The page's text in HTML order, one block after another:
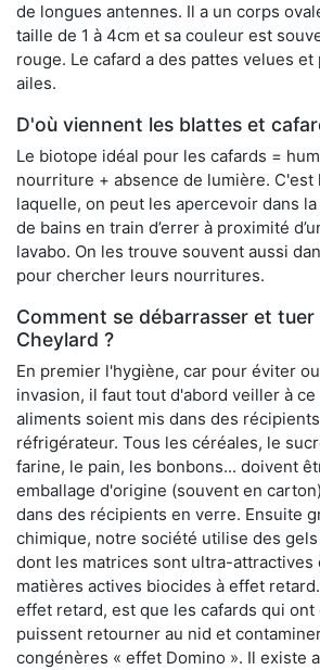
de longues antennes. Il a un corps
taille de 1 à 4cm et sa couleur est
rouge. Le cafard a des pattes velues
ailes.
D'où viennent les blattes et
Le biotope idéal pour les cafards =
nourriture + absence de lumière. C'est
laquelle, on peut les apercevoir dans
de bains en train d’errer à proximité
lavabo. On les trouve souvent aussi
pour chercher leurs nourritures.
Comment se débarrasser et tuer
Cheylard ?
En premier l'hygiène, car pour éviter
invasion, il faut tout d'abord veiller à
aliments soient mis dans des
réfrigérateur. Tous les céréales, le
farine, le pain, les bonbons... doivent
emballage d'origine (souvent en
dans des récipients en verre. Ensuite
chimique, notre société utilise des
dont les matrices sont ultra-attractives
matières actives biocides à effet
effet retard, est que les cafards qui ont
puissent retourner au nid et
congénères « effet Domino ». Il existe